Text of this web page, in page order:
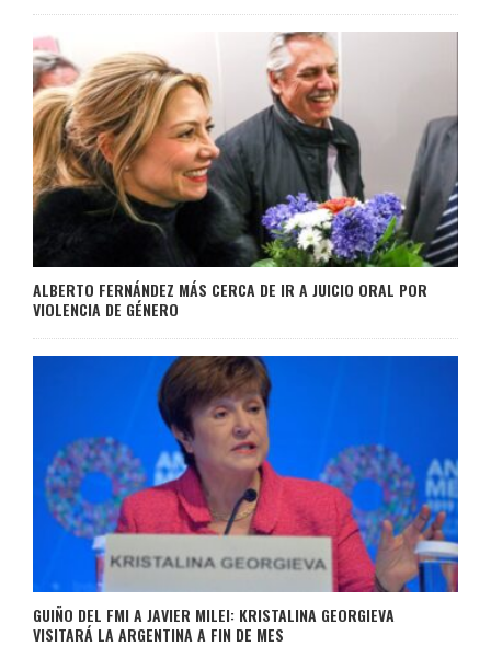
ALBERTO FERNÁNDEZ MÁS CERCA DE IR A JUICIO ORAL POR
VIOLENCIA DE GÉNERO
GUIÑO DEL FMI A JAVIER MILEI: KRISTALINA GEORGIEVA
VISITARÁ LA ARGENTINA A FIN DE MES